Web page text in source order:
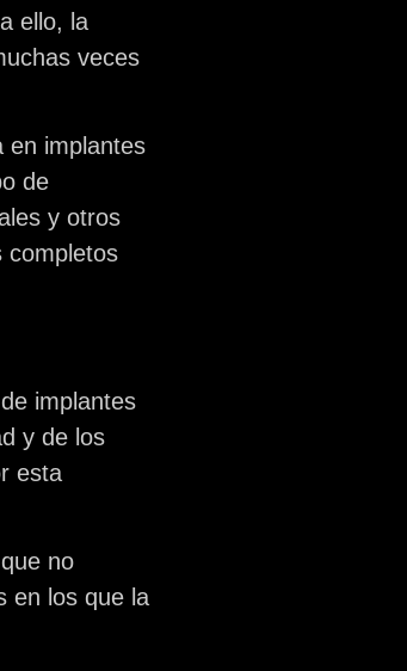
ello, la
veces
en implantes
de
y otros
completos
implantes
y de los
esta
no
en los que la